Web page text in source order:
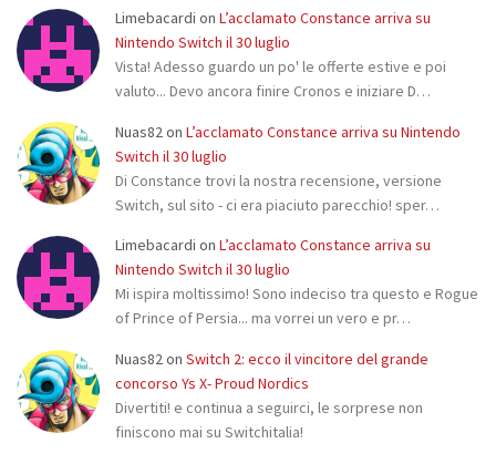
Limebacardi on L’acclamato Constance arriva su
Nintendo Switch il 30 luglio
Vista! Adesso guardo un po' le offerte estive e poi
valuto... Devo ancora finire Cronos e iniziare D…
Nuas82 on L’acclamato Constance arriva su Nintendo
Switch il 30 luglio
Di Constance trovi la nostra recensione, versione
Switch, sul sito - ci era piaciuto parecchio! sper…
Limebacardi on L’acclamato Constance arriva su
Nintendo Switch il 30 luglio
Mi ispira moltissimo! Sono indeciso tra questo e Rogue
of Prince of Persia... ma vorrei un vero e pr…
Nuas82on Switch 2: ecco il vincitore del grande
concorso Ys X- Proud Nordics
Divertiti! e continua a seguirci, le sorprese non
finiscono mai su Switchitalia!